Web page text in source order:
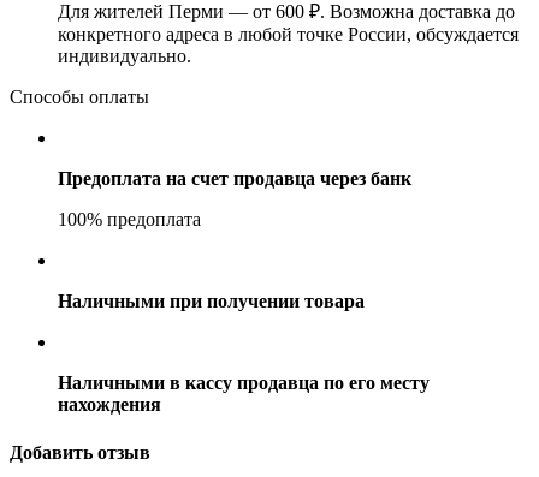
Для жителей Перми — от 600 ₽. Возможна доставка до
конкретного адреса в любой точке России, обсуждается
индивидуально.
Способы оплаты
Предоплата на счет продавца через банк
100% предоплата
Наличными при получении товара
Наличными в кассу продавца по его месту
нахождения
Добавить отзыв